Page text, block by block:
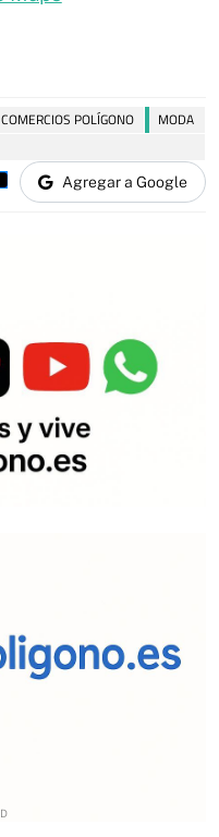
COMERCIOS POLÍGONO
MODA
Agregar a Google